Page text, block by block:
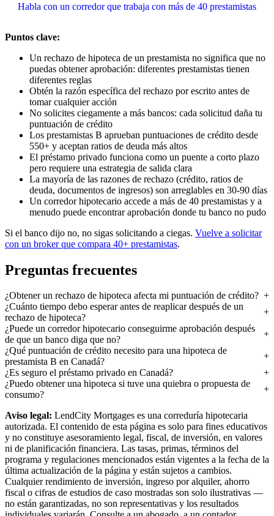
Habla con un corredor que trabaja con más de 40 prestamistas
Puntos clave:
Un rechazo de hipoteca de un prestamista no significa que no
puedas obtener aprobación: diferentes prestamistas tienen
diferentes reglas
Obtén la razón específica del rechazo por escrito antes de
tomar cualquier acción
No solicites ciegamente a más bancos: cada solicitud daña tu
puntuación de crédito
Los prestamistas B aprueban puntuaciones de crédito desde
550+ y aceptan ratios de deuda más altos
El préstamo privado funciona como un puente a corto plazo
pero requiere una estrategia de salida clara
La mayoría de las razones de rechazo (crédito, ratios de
deuda, documentos de ingresos) son arreglables en 30-90 días
Un corredor hipotecario accede a más de 40 prestamistas y a
menudo puede encontrar aprobación donde tu banco no pudo
Si el banco dijo no, no sigas solicitando a ciegas. Vuelve a solicitar
con un broker que compara 40+ prestamistas.
Preguntas frecuentes
¿Obtener un rechazo de hipoteca afecta mi puntuación de crédito?
¿Cuánto tiempo debo esperar antes de reaplicar después de un
rechazo de hipoteca?
¿Puede un corredor hipotecario conseguirme aprobación después
de que un banco diga que no?
¿Qué puntuación de crédito necesito para una hipoteca de
prestamista B en Canadá?
¿Es seguro el préstamo privado en Canadá?
¿Puedo obtener una hipoteca si tuve una quiebra o propuesta de
consumo?
Aviso legal: LendCity Mortgages es una correduría hipotecaria
autorizada. El contenido de esta página es solo para fines educativos
y no constituye asesoramiento legal, fiscal, de inversión, en valores
ni de planificación financiera. Las tasas, primas, términos del
programa y regulaciones mencionados están vigentes a la fecha de la
última actualización de la página y están sujetos a cambios.
Cualquier rendimiento de inversión, ingreso por alquiler, ahorro
fiscal o cifras de estudios de caso mostradas son solo ilustrativas —
no están garantizadas, no son representativas y los resultados